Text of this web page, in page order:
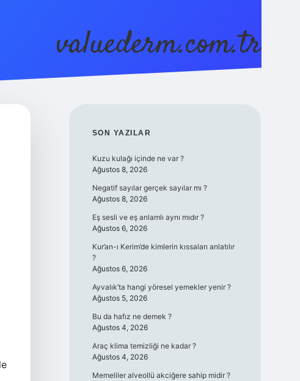
valuederm.com.tr
SIDEBAR
SON YAZILAR
Kuzu kulağı içinde ne var ?
Ağustos 8, 2026
Negatif sayılar gerçek sayılar mı ?
Ağustos 8, 2026
Eş sesli ve eş anlamlı aynı mıdır ?
Ağustos 6, 2026
Kur’an-ı Kerim’de kimlerin kıssaları anlatılır
?
Ağustos 6, 2026
Ayvalık’ta hangi yöresel yemekler yenir ?
Ağustos 5, 2026
Bu da hafız ne demek ?
Ağustos 4, 2026
Araç klima temizliği ne kadar ?
Ağustos 4, 2026
Memeliler alveollü akciğere sahip midir ?